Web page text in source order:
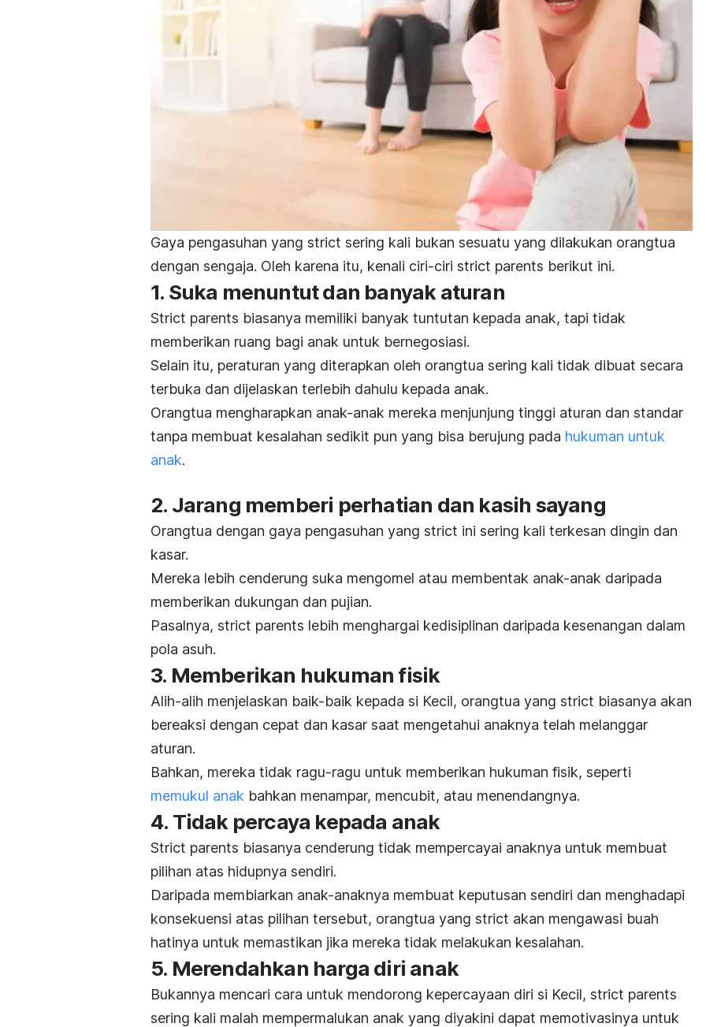
Gaya pengasuhan yang strict sering kali bukan sesuatu yang dilakukan orangtua
dengan sengaja. Oleh karena itu, kenali ciri-ciri strict parents berikut ini.
1. Suka menuntut dan banyak aturan
Strict parents biasanya memiliki banyak tuntutan kepada anak, tapi tidak
memberikan ruang bagi anak untuk bernegosiasi.
Selain itu, peraturan yang diterapkan oleh orangtua sering kali tidak dibuat secara
terbuka dan dijelaskan terlebih dahulu kepada anak.
Orangtua mengharapkan anak-anak mereka menjunjung tinggi aturan dan standar
tanpa membuat kesalahan sedikit pun yang bisa berujung pada hukuman untuk
anak.
2. Jarang memberi perhatian dan kasih sayang
Orangtua dengan gaya pengasuhan yang strict ini sering kali terkesan dingin dan
kasar.
Mereka lebih cenderung suka mengomel atau membentak anak-anak daripada
memberikan dukungan dan pujian.
Pasalnya, strict parents lebih menghargai kedisiplinan daripada kesenangan dalam
pola asuh.
3. Memberikan hukuman fisik
Alih-alih menjelaskan baik-baik kepada si Kecil, orangtua yang strict biasanya akan
bereaksi dengan cepat dan kasar saat mengetahui anaknya telah melanggar
aturan.
Bahkan, mereka tidak ragu-ragu untuk memberikan hukuman fisik, seperti
memukul anak bahkan menampar, mencubit, atau menendangnya.
4. Tidak percaya kepada anak
Strict parents biasanya cenderung tidak mempercayai anaknya untuk membuat
pilihan atas hidupnya sendiri.
Daripada membiarkan anak-anaknya membuat keputusan sendiri dan menghadapi
konsekuensi atas pilihan tersebut, orangtua yang strict akan mengawasi buah
hatinya untuk memastikan jika mereka tidak melakukan kesalahan.
5. Merendahkan harga diri anak
Bukannya mencari cara untuk mendorong kepercayaan diri si Kecil, strict parents
sering kali malah mempermalukan anak yang diyakini dapat memotivasinya untuk